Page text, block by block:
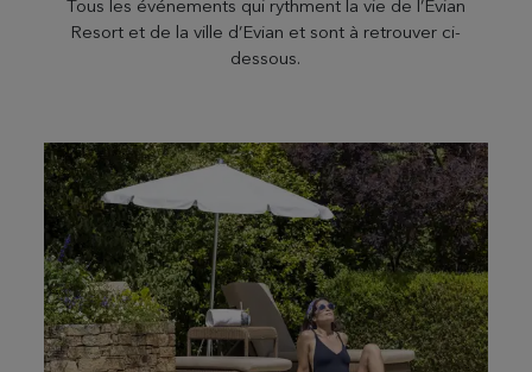
Tous les événements qui rythment la vie de l’Evian
Resort et de la ville d’Evian et sont à retrouver ci-
dessous.